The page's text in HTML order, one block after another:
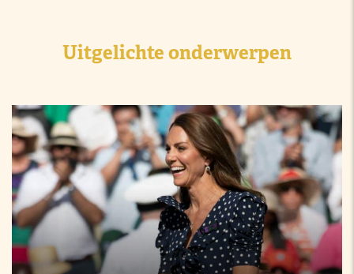
Uitgelichte onderwerpen